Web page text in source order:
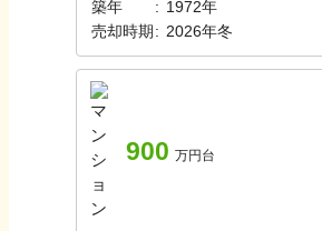
築年
: 1972年
売却時期 : 2026年冬
900 万円台